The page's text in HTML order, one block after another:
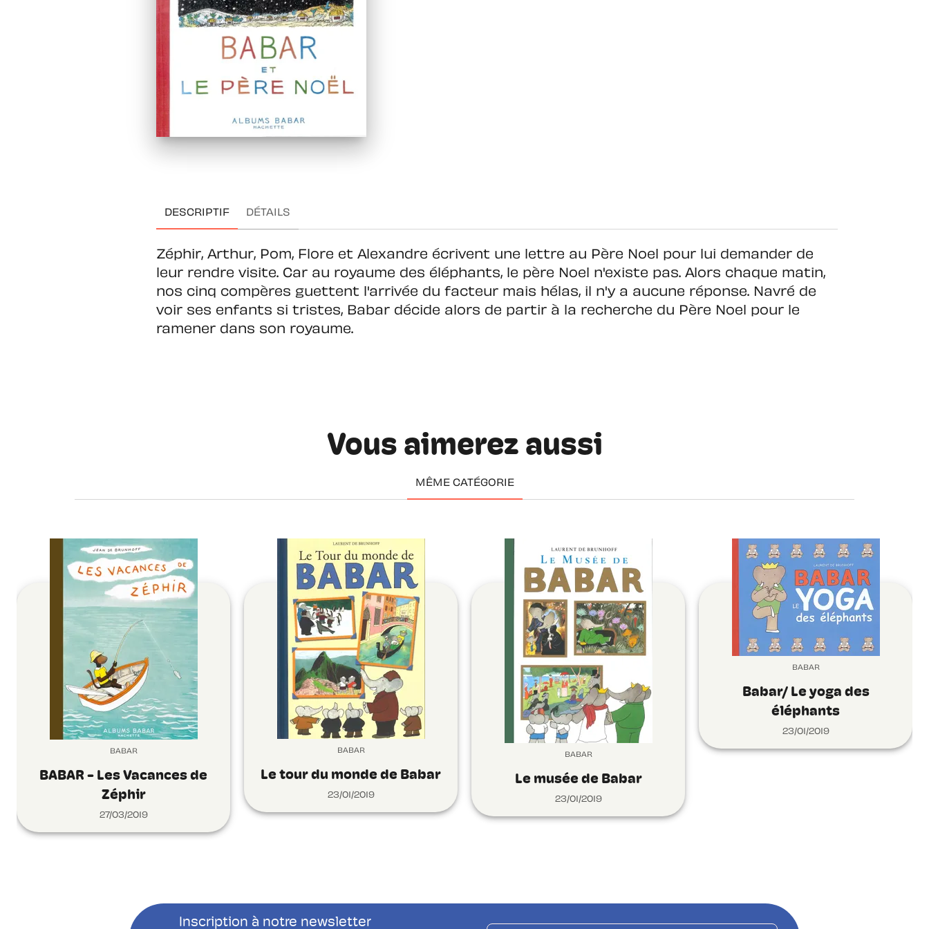
DESCRIPTIF DÉTAILS
Zéphir, Arthur, Pom, Flore et Alexandre écrivent une lettre au Père Noel pour lui demander de
leur rendre visite. Car au royaume des éléphants, le père Noel n'existe pas. Alors chaque matin,
nos cinq compères guettent l'arrivée du facteur mais hélas, il n'y a aucune réponse. Navré de
voir ses enfants si tristes, Babar décide alors de partir à la recherche du Père Noel pour le
ramener dans son royaume.
Vous aimerez aussi
MÊME CATÉGORIE
BABAR
BABAR - Les Vacances de
Zéphir
27/03/2019
BABAR
Le tour du monde de Babar
23/01/2019
BABAR
Le musée de Babar
23/01/2019
BABAR
Babar/ Le yoga des
éléphants
23/01/2019
Inscription à notre newsletter